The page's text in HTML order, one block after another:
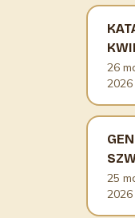
26
2026
25
2026